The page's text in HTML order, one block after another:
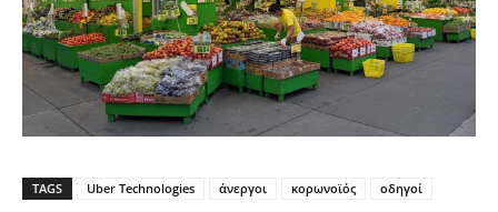
TAGS Uber Technologies άνεργοι κορωνοϊός οδηγοί